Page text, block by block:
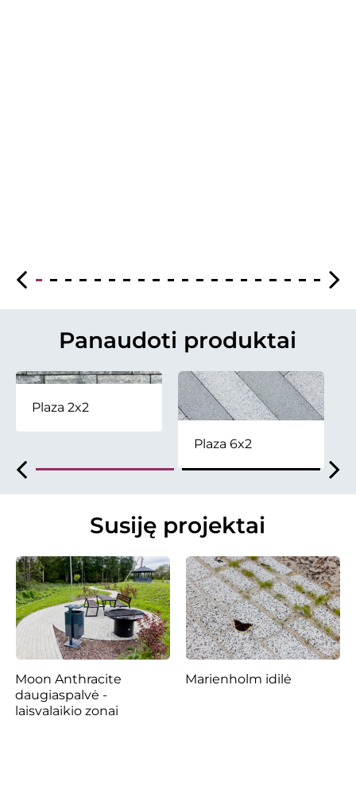
Panaudoti produktai
Plaza 2x2
Plaza 6x2
Susiję projektai
Moon Anthracite
daugiaspalvė -
laisvalaikio zonai
Marienholm idilė